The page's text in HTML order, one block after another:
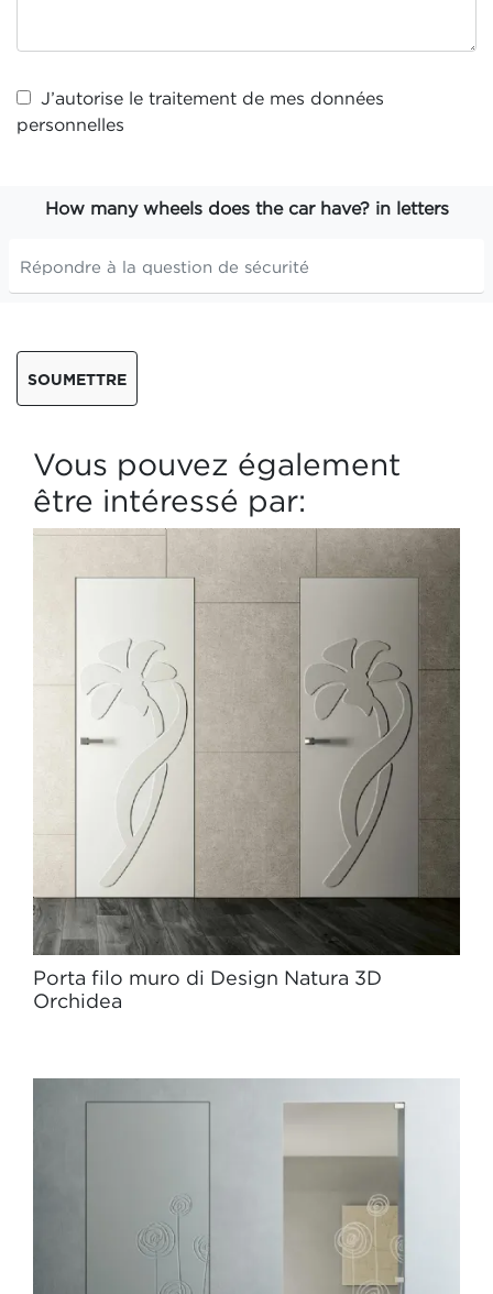
J’autorise le traitement de mes données
personnelles
How many wheels does the car have? in letters
SOUMETTRE
Vous pouvez également
être intéressé par:
Porta filo muro di Design Natura 3D
Orchidea